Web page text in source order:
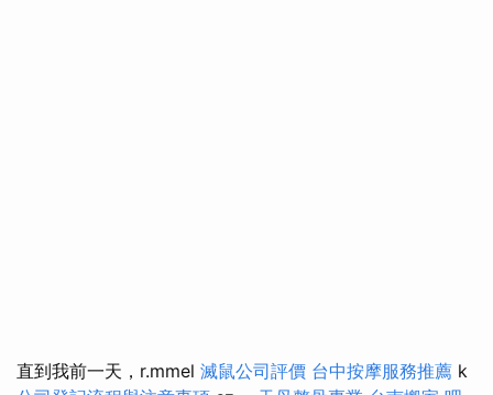
直到我前一天，r.mmel 滅鼠公司評價 台中按摩服務推薦 k